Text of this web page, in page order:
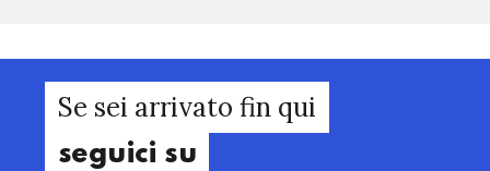
Se sei arrivato fin qui
seguici su